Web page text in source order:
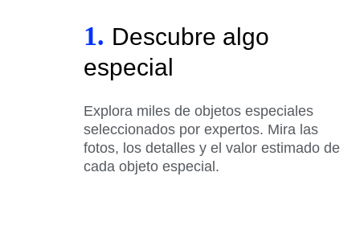
1. Descubre algo
especial
Explora miles de objetos especiales
seleccionados por expertos. Mira las
fotos, los detalles y el valor estimado de
cada objeto especial.